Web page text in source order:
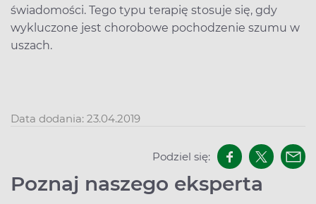
świadomości. Tego typu terapię stosuje się, gdy
wykluczone jest chorobowe pochodzenie szumu w
uszach.
Data dodania: 23.04.2019
Podziel się:
Poznaj naszego eksperta